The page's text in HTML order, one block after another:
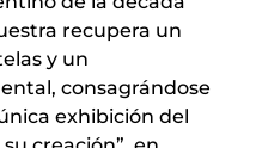
recupera un
y un
consagrándose
exhibición del